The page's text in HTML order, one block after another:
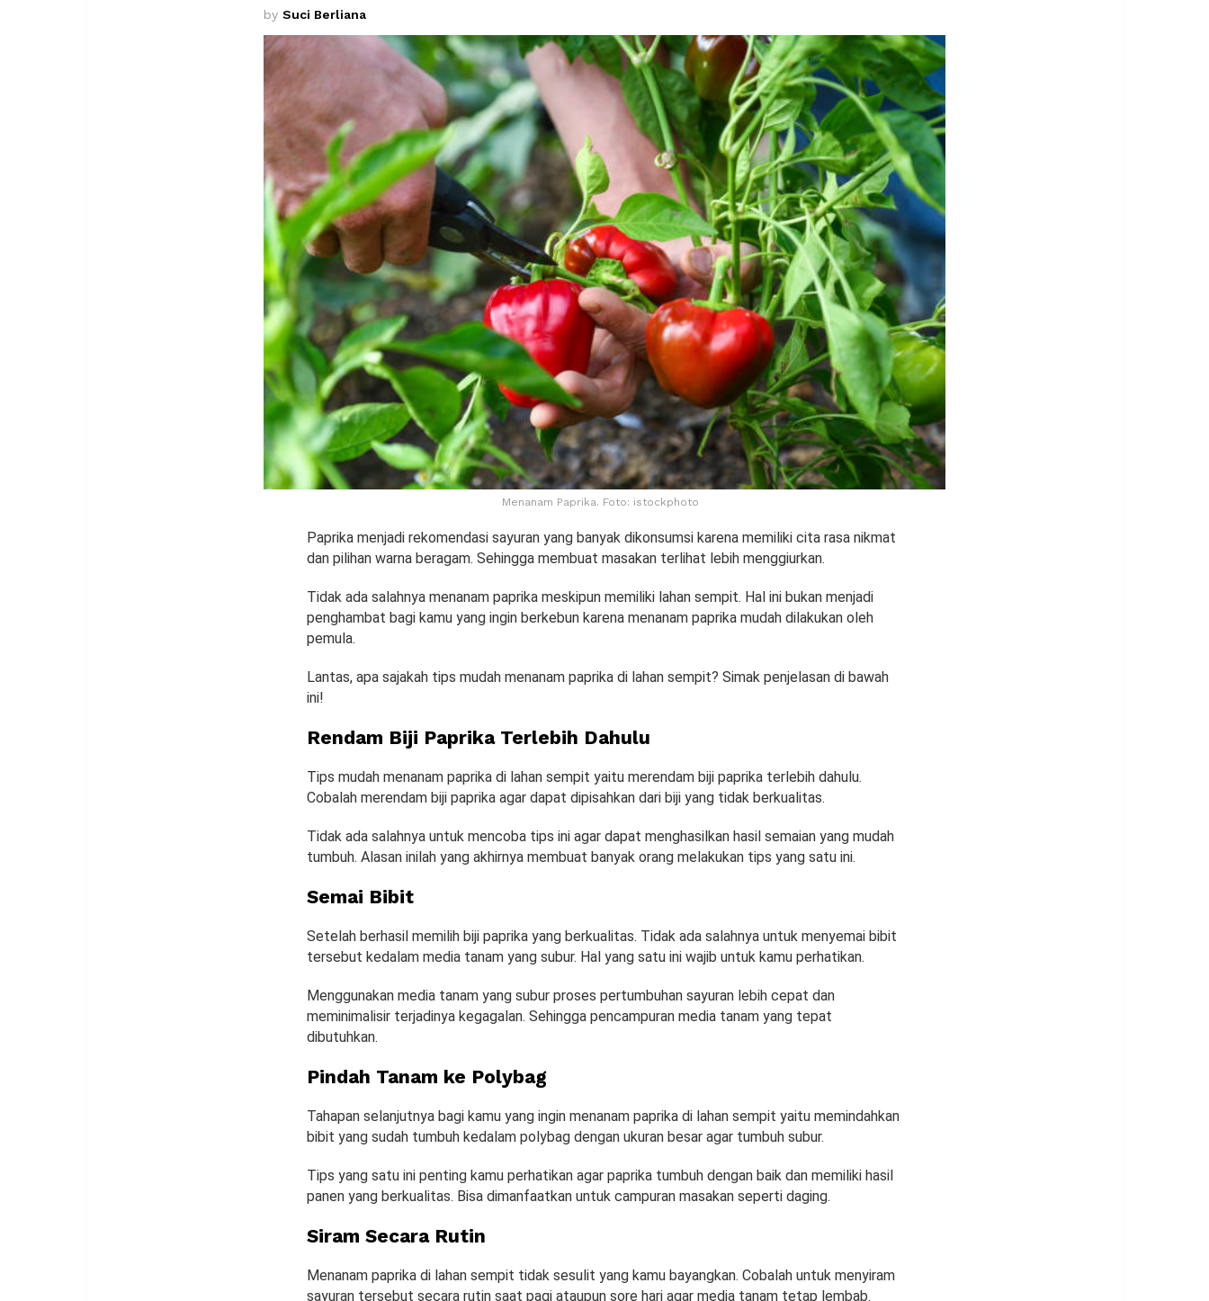
by Suci Berliana
Menanam Paprika. Foto: istockphoto
Paprika menjadi rekomendasi sayuran yang banyak dikonsumsi karena memiliki cita rasa nikmat
dan pilihan warna beragam. Sehingga membuat masakan terlihat lebih menggiurkan.
Tidak ada salahnya menanam paprika meskipun memiliki lahan sempit. Hal ini bukan menjadi
penghambat bagi kamu yang ingin berkebun karena menanam paprika mudah dilakukan oleh
pemula.
Lantas, apa sajakah tips mudah menanam paprika di lahan sempit? Simak penjelasan di bawah
ini!
Rendam Biji Paprika Terlebih Dahulu
Tips mudah menanam paprika di lahan sempit yaitu merendam biji paprika terlebih dahulu.
Cobalah merendam biji paprika agar dapat dipisahkan dari biji yang tidak berkualitas.
Tidak ada salahnya untuk mencoba tips ini agar dapat menghasilkan hasil semaian yang mudah
tumbuh. Alasan inilah yang akhirnya membuat banyak orang melakukan tips yang satu ini.
Semai Bibit
Setelah berhasil memilih biji paprika yang berkualitas. Tidak ada salahnya untuk menyemai bibit
tersebut kedalam media tanam yang subur. Hal yang satu ini wajib untuk kamu perhatikan.
Menggunakan media tanam yang subur proses pertumbuhan sayuran lebih cepat dan
meminimalisir terjadinya kegagalan. Sehingga pencampuran media tanam yang tepat
dibutuhkan.
Pindah Tanam ke Polybag
Tahapan selanjutnya bagi kamu yang ingin menanam paprika di lahan sempit yaitu memindahkan
bibit yang sudah tumbuh kedalam polybag dengan ukuran besar agar tumbuh subur.
Tips yang satu ini penting kamu perhatikan agar paprika tumbuh dengan baik dan memiliki hasil
panen yang berkualitas. Bisa dimanfaatkan untuk campuran masakan seperti daging.
Siram Secara Rutin
Menanam paprika di lahan sempit tidak sesulit yang kamu bayangkan. Cobalah untuk menyiram
sayuran tersebut secara rutin saat pagi ataupun sore hari agar media tanam tetap lembab.